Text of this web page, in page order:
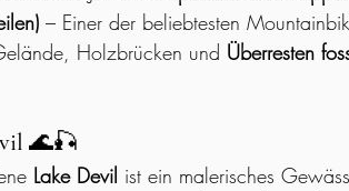
– Einer der beliebtesten
Holzbrücken und Überresten
🌊🎣
Lake Devil ist ein malerisches